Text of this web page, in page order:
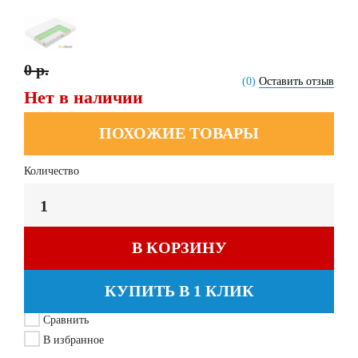
(0) Оставить отзыв
0 р.
Нет в наличии
ПОХОЖИЕ ТОВАРЫ
Количество
В КОРЗИНУ
КУПИТЬ В 1 КЛИК
Сравнить
В избранное